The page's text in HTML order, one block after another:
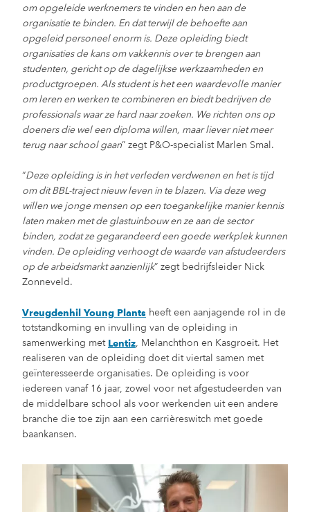
om opgeleide werknemers te vinden en hen aan de
organisatie te binden. En dat terwijl de behoefte aan
opgeleid personeel enorm is. Deze opleiding biedt
organisaties de kans om vakkennis over te brengen aan
studenten, gericht op de dagelijkse werkzaamheden en
productgroepen. Als student is het een waardevolle manier
om leren en werken te combineren en biedt bedrijven de
professionals waar ze hard naar zoeken. We richten ons op
doeners die wel een diploma willen, maar liever niet meer
terug naar school gaan” zegt P&O-specialist Marlen Smal.
“Deze opleiding is in het verleden verdwenen en het is tijd
om dit BBL-traject nieuw leven in te blazen. Via deze weg
willen we jonge mensen op een toegankelijke manier kennis
laten maken met de glastuinbouw en ze aan de sector
binden, zodat ze gegarandeerd een goede werkplek kunnen
vinden. De opleiding verhoogt de waarde van afstudeerders
op de arbeidsmarkt aanzienlijk” zegt bedrijfsleider Nick
Zonneveld.
Vreugdenhil Young Plants heeft een aanjagende rol in de
totstandkoming en invulling van de opleiding in
samenwerking met Lentiz, Melanchthon en Kasgroeit. Het
realiseren van de opleiding doet dit viertal samen met
geïnteresseerde organisaties. De opleiding is voor
iedereen vanaf 16 jaar, zowel voor net afgestudeerden van
de middelbare school als voor werkenden uit een andere
branche die toe zijn aan een carrièreswitch met goede
baankansen.